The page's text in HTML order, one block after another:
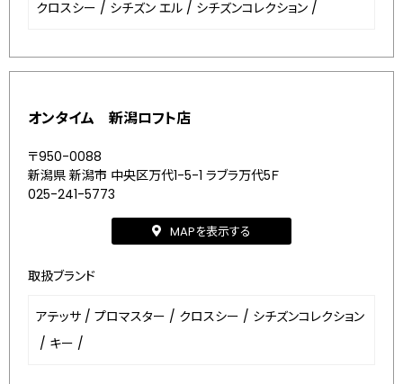
クロスシー / シチズン エル / シチズンコレクション /
オンタイム 新潟ロフト店
〒950-0088
新潟県 新潟市 中央区万代1-5-1 ラブラ万代5Ｆ
025-241-5773
MAPを表示する
取扱ブランド
アテッサ / プロマスター / クロスシー / シチズンコレクション
/ キー /